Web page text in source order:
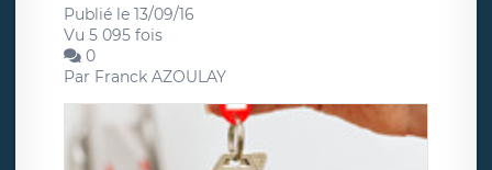
Publié le 13/09/16
Vu 5 095 fois
0
Par Franck AZOULAY